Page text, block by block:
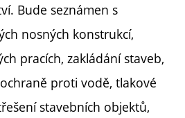
Bude seznámen s
nosných konstrukcí,
pracích, zakládání staveb,
proti vodě, tlakové
stavebních objektů,